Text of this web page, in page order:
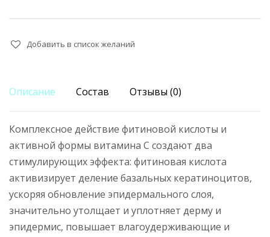
Stand
Cream
Moy
Добавить в список желаний
Описание Состав Отзывы (0)
Комплексное действие фитиновой кислоты и
активной формы витамина С создают два
стимулирующих эффекта: фитиновая кислота
активизирует деление базальных кератиноцитов,
ускоряя обновление эпидермального слоя,
значительно утолщает и уплотняет дерму и
эпидермис, повышает влагоудерживающие и